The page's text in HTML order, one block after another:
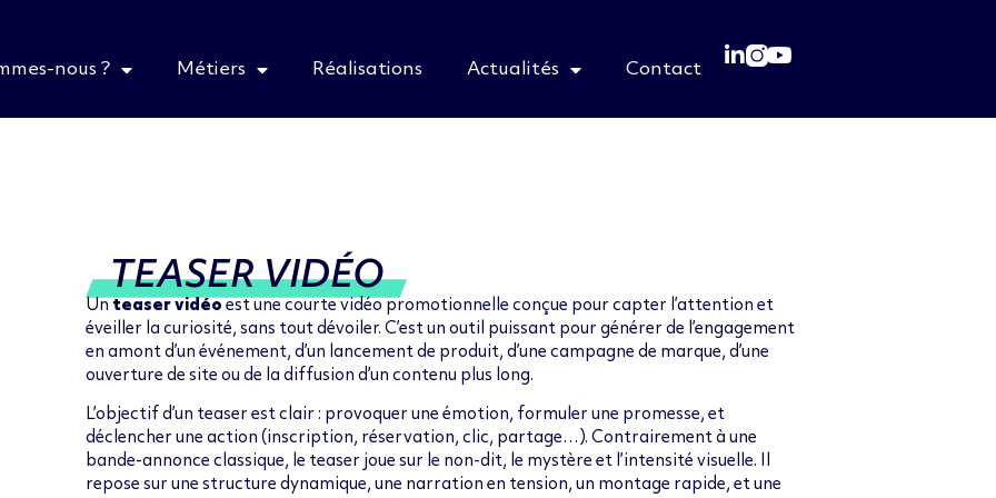
nous ? Métiers Réalisations Actualités Contact
TEASER VIDÉO
Un teaser vidéo est une courte vidéo promotionnelle conçue pour capter l’attention et
éveiller la curiosité, sans tout dévoiler. C’est un outil puissant pour générer de l’engagement
en amont d’un événement, d’un lancement de produit, d’une campagne de marque, d’une
ouverture de site ou de la diffusion d’un contenu plus long.
L’objectif d’un teaser est clair : provoquer une émotion, formuler une promesse, et
déclencher une action (inscription, réservation, clic, partage…). Contrairement à une
bande-annonce classique, le teaser joue sur le non-dit, le mystère et l’intensité visuelle. Il
repose sur une structure dynamique, une narration en tension, un montage rapide, et une